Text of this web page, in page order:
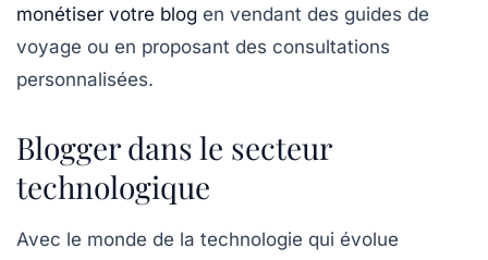
monétiser votre blog en vendant des guides de
voyage ou en proposant des consultations
personnalisées.
Blogger dans le secteur
technologique
Avec le monde de la technologie qui évolue